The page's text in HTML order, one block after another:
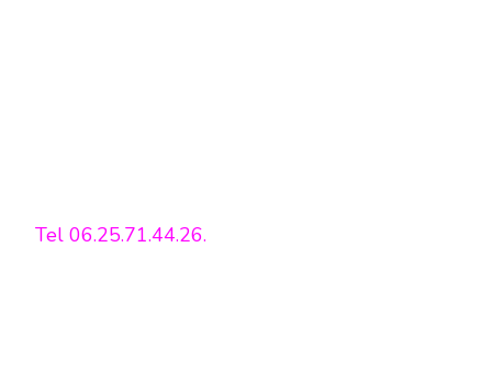
Tel 06.25.71.44.26.